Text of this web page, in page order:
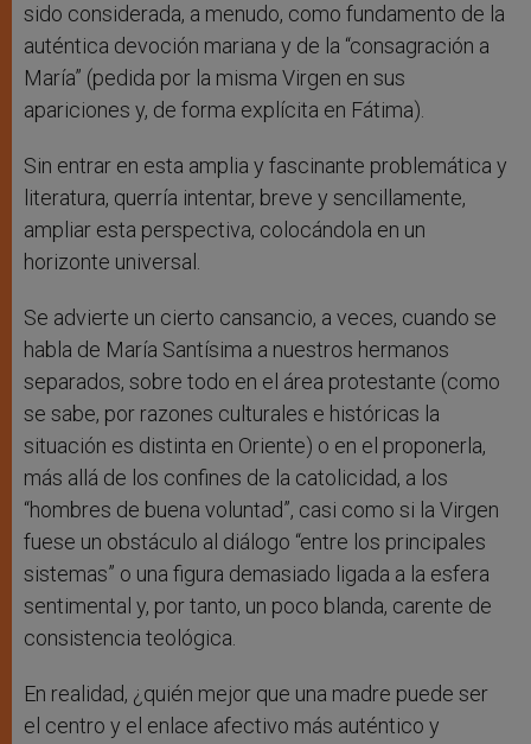
sido considerada, a menudo, como fundamento de la
auténtica devoción mariana y de la “consagración a
María” (pedida por la misma Virgen en sus
apariciones y, de forma explícita en Fátima).
Sin entrar en esta amplia y fascinante problemática y
literatura, querría intentar, breve y sencillamente,
ampliar esta perspectiva, colocándola en un
horizonte universal.
Se advierte un cierto cansancio, a veces, cuando se
habla de María Santísima a nuestros hermanos
separados, sobre todo en el área protestante (como
se sabe, por razones culturales e históricas la
situación es distinta en Oriente) o en el proponerla,
más allá de los confines de la catolicidad, a los
“hombres de buena voluntad”, casi como si la Virgen
fuese un obstáculo al diálogo “entre los principales
sistemas” o una figura demasiado ligada a la esfera
sentimental y, por tanto, un poco blanda, carente de
consistencia teológica.
En realidad, ¿quién mejor que una madre puede ser
el centro y el enlace afectivo más auténtico y